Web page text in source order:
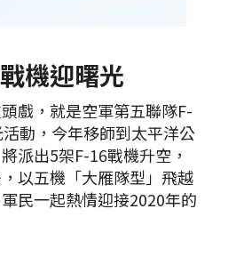
機迎曙光
戲，就是空軍第五聯隊F-
動，今年移師到太平洋公
派出5架F-16戰機升空，
以五機「大雁隊型」飛越
民一起熱情迎接2020年的